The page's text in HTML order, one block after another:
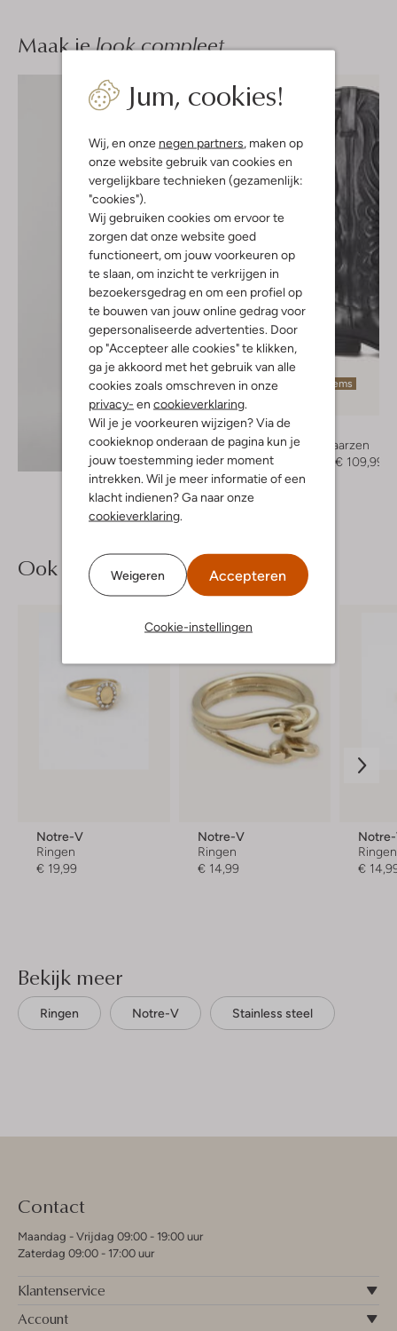
Jum, cookies!
Wij, en onze negen partners, maken op
onze website gebruik van cookies en
vergelijkbare technieken (gezamenlijk:
"cookies").
Wij gebruiken cookies om ervoor te
zorgen dat onze website goed
functioneert, om jouw voorkeuren op
te slaan, om inzicht te verkrijgen in
bezoekersgedrag en om een profiel op
te bouwen van jouw online gedrag voor
gepersonaliseerde advertenties. Door
op "Accepteer alle cookies" te klikken,
ga je akkoord met het gebruik van alle
cookies zoals omschreven in onze
privacy- en cookieverklaring.
Wil je je voorkeuren wijzigen? Via de
cookieknop onderaan de pagina kun je
jouw toestemming ieder moment
intrekken. Wil je meer informatie of een
klacht indienen? Ga naar onze
cookieverklaring.
Weigeren Accepteren
Cookie-instellingen
Maak jelook compleet
Ontdek de look
Laatste items
Omoda
Cowboylaarzen
€ 109,99
Ook iets voor jou?
Notre-V
Ringen
€ 19,99
Notre-V
Ringen
€ 14,99
Ringen
€
Bekijk meer
Ringen Notre-V Stainless steel
Contact
Maandag - Vrijdag 09:00 - 19:00 uur
Zaterdag 09:00 - 17:00 uur
Klantenservice
Account